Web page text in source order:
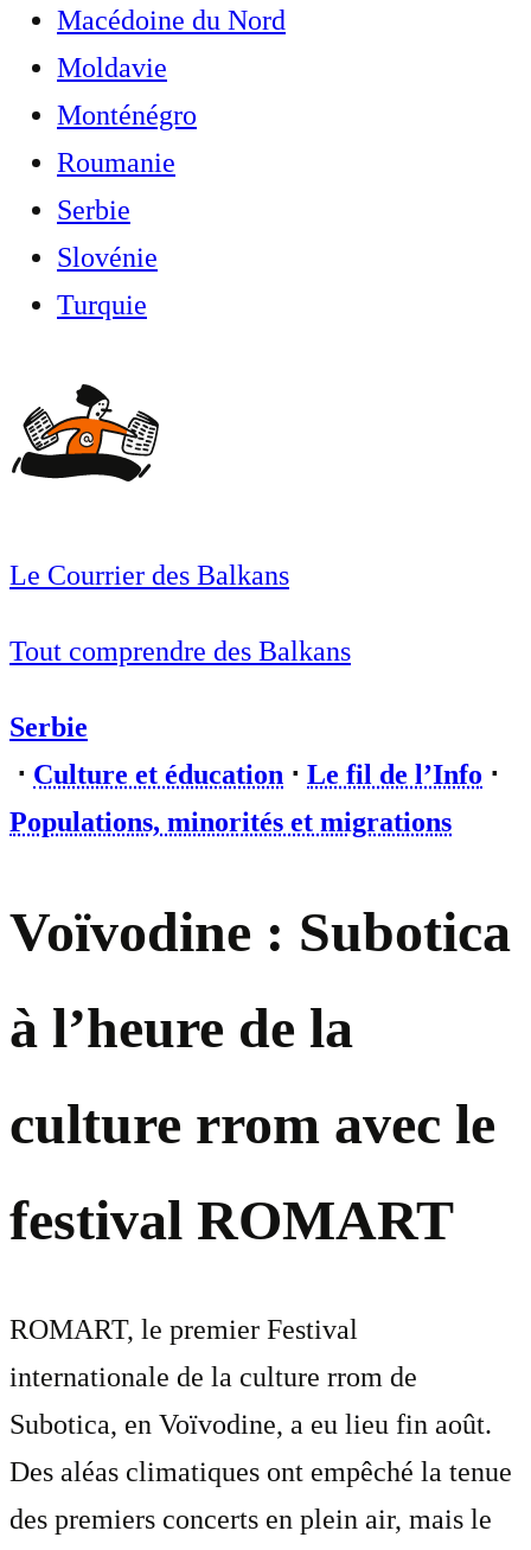
Macédoine du Nord
Moldavie
Monténégro
Roumanie
Serbie
Slovénie
Turquie
Le Courrier des Balkans
Tout comprendre des Balkans
Serbie
⋅ Culture et éducation ⋅ Le fil de l’Info ⋅
Populations, minorités et migrations
Voïvodine : Subotica
à l’heure de la
culture rrom avec le
festival ROMART
ROMART, le premier Festival
internationale de la culture rrom de
Subotica, en Voïvodine, a eu lieu fin août.
Des aléas climatiques ont empêché la tenue
des premiers concerts en plein air, mais le